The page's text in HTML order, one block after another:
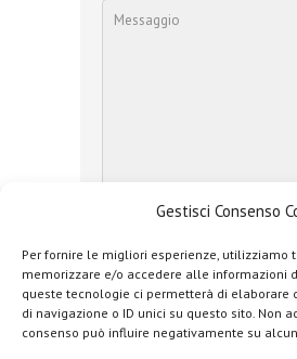
Gestisci Consenso
Per fornire le migliori esperienze, utilizziamo
memorizzare e/o accedere alle informazioni
queste tecnologie ci permetterà di elaborare
di navigazione o ID unici su questo sito. Non
consenso può influire negativamente su
Ho letto l'informativa
presto il consenso